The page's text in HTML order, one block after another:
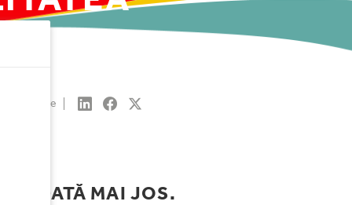
Share
REDATĂ MAI JOS.